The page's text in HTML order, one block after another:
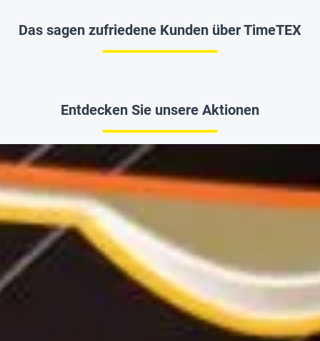
Das sagen zufriedene Kunden über TimeTEX
Entdecken Sie unsere Aktionen